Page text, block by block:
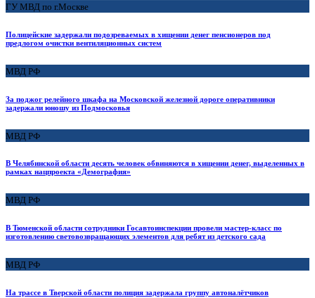
ГУ МВД по г.Москве
Полицейские задержали подозреваемых в хищении денег пенсионеров под
предлогом очистки вентиляционных систем
МВД РФ
За поджог релейного шкафа на Московской железной дороге оперативники
задержали юношу из Подмосковья
МВД РФ
В Челябинской области десять человек обвиняются в хищении денег, выделенных в
рамках нацпроекта «Демография»
МВД РФ
В Тюменской области сотрудники Госавтоинспекции провели мастер-класс по
изготовлению световозвращающих элементов для ребят из детского сада
МВД РФ
На трассе в Тверской области полиция задержала группу автоналётчиков